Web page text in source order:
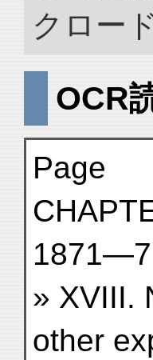
クロー
OCR
Page
» XVIII.
other